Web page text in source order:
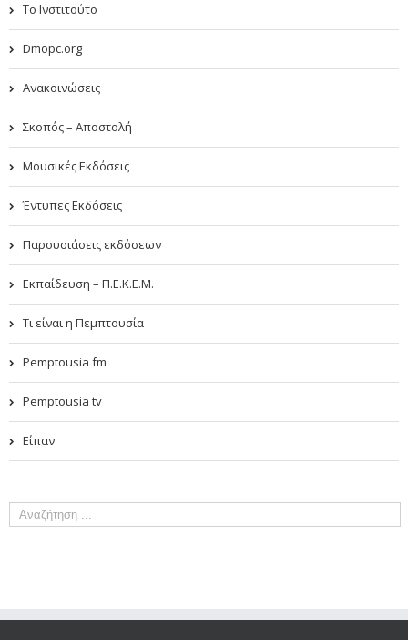
Το Ινστιτούτο
Dmopc.org
Ανακοινώσεις
Σκοπός – Αποστολή
Μουσικές Εκδόσεις
Έντυπες Εκδόσεις
Παρουσιάσεις εκδόσεων
Εκπαίδευση – Π.Ε.Κ.Ε.Μ.
Τι είναι η Πεμπτουσία
Pemptousia fm
Pemptousia tv
Είπαν